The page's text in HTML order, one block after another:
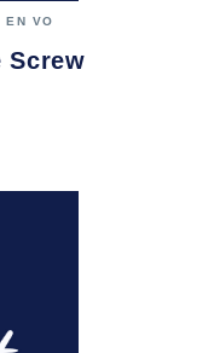
EN VO
Screw